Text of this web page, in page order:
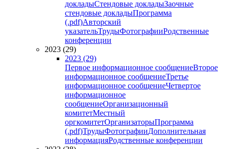
докладыСтендовые докладыЗаочные
стендовые докладыПрограмма
(.pdf)Авторский
указательТрудыФотографииРодственные
конференции
2023 (29)
2023 (29)
Первое информационное сообщениеВторое
информационное сообщениеТретье
информационное сообщениеЧетвертое
информационное
сообщениеОрганизационный
комитетМестный
оргкомитетОрганизаторыПрограмма
(.pdf)ТрудыФотографииДополнительная
информацияРодственные конференции